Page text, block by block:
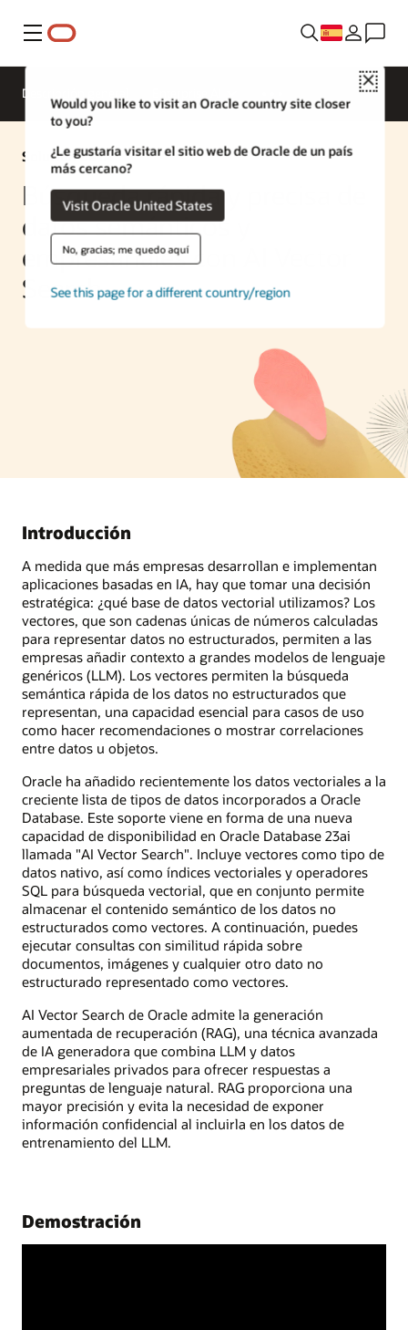
Menú
Close
Would you like to visit an Oracle country site closer
to you?
¿Le gustaría visitar el sitio web de Oracle de un país
más cercano?
Visit Oracle United States
No, gracias; me quedo aquí
See this page for a different country/region
Descripción general
Solución de IA
Búsqueda rápida y precisa de
datos semánticos y
empresariales con AI Vector
Search
Introducción
A medida que más empresas desarrollan e implementan
aplicaciones basadas en IA, hay que tomar una decisión
estratégica: ¿qué base de datos vectorial utilizamos? Los
vectores, que son cadenas únicas de números calculadas
para representar datos no estructurados, permiten a las
empresas añadir contexto a grandes modelos de lenguaje
genéricos (LLM). Los vectores permiten la búsqueda
semántica rápida de los datos no estructurados que
representan, una capacidad esencial para casos de uso
como hacer recomendaciones o mostrar correlaciones
entre datos u objetos.
Oracle ha añadido recientemente los datos vectoriales a la
creciente lista de tipos de datos incorporados a Oracle
Database. Este soporte viene en forma de una nueva
capacidad de disponibilidad en Oracle Database 23ai
llamada "AI Vector Search". Incluye vectores como tipo de
datos nativo, así como índices vectoriales y operadores
SQL para búsqueda vectorial, que en conjunto permite
almacenar el contenido semántico de los datos no
estructurados como vectores. A continuación, puedes
ejecutar consultas con similitud rápida sobre
documentos, imágenes y cualquier otro dato no
estructurado representado como vectores.
AI Vector Search de Oracle admite la generación
aumentada de recuperación (RAG), una técnica avanzada
de IA generadora que combina LLM y datos
empresariales privados para ofrecer respuestas a
preguntas de lenguaje natural. RAG proporciona una
mayor precisión y evita la necesidad de exponer
información confidencial al incluirla en los datos de
entrenamiento del LLM.
Demostración